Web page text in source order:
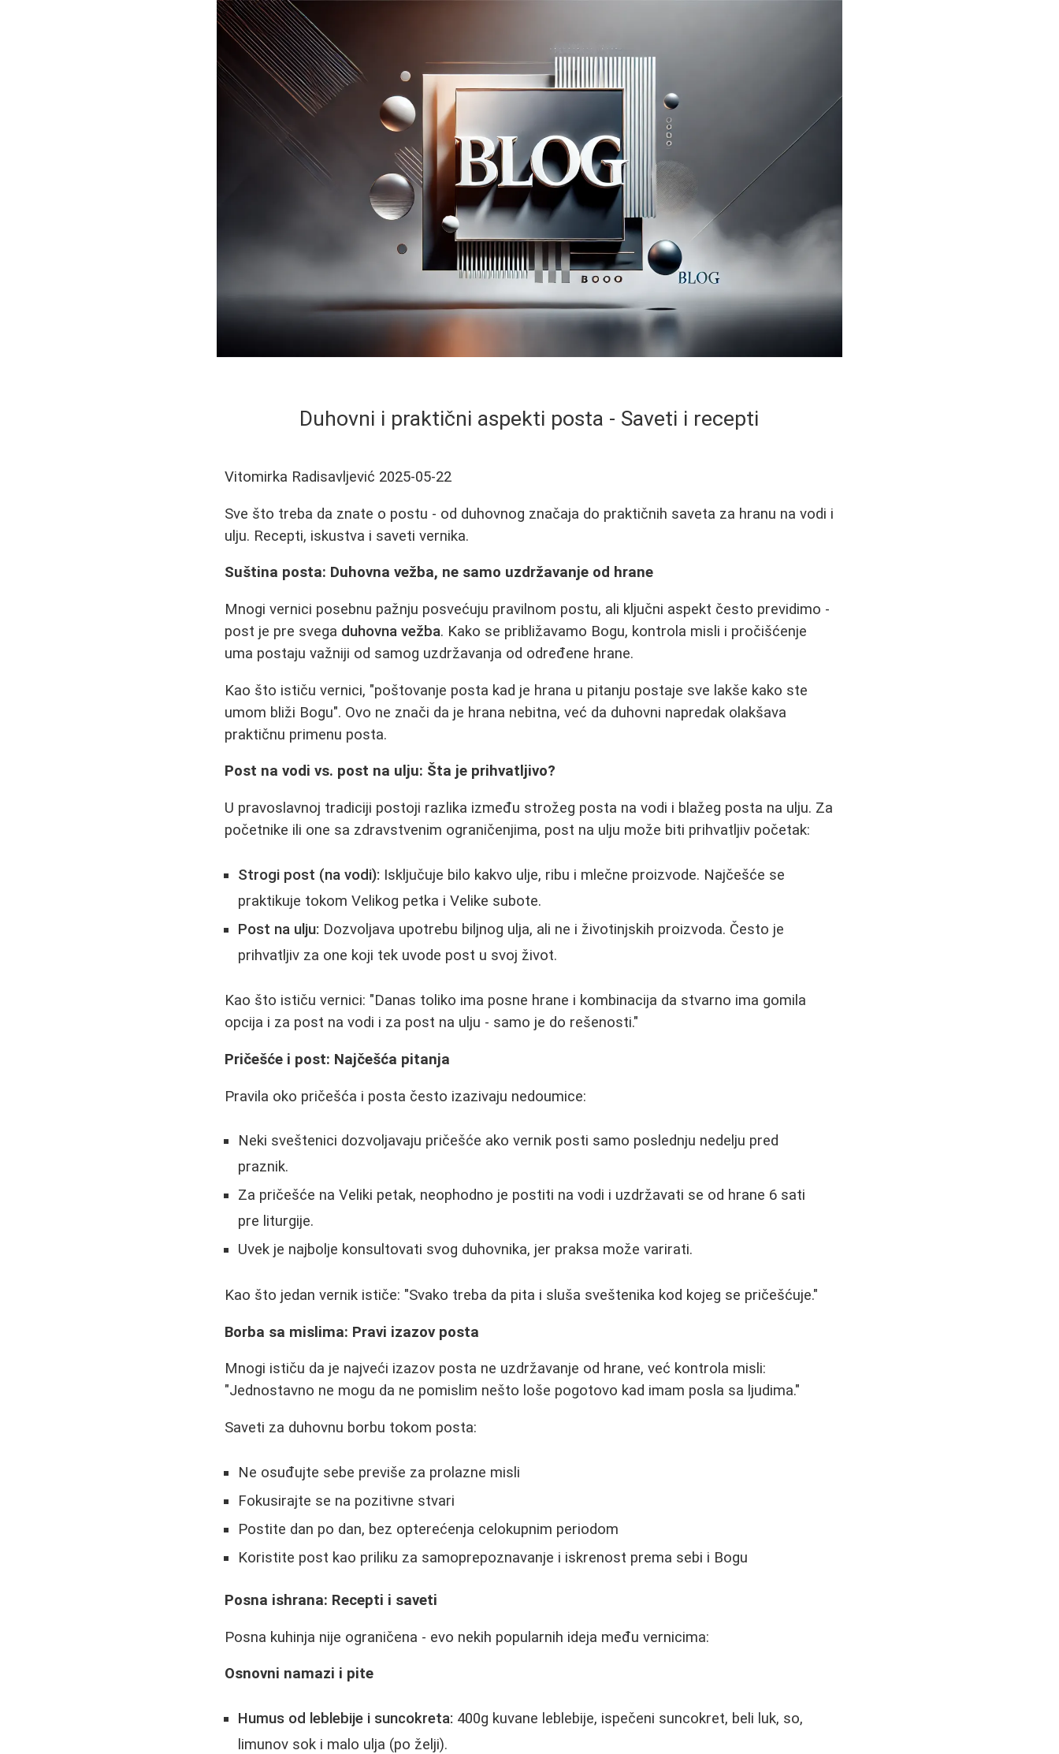
Duhovni i praktični aspekti posta - Saveti i recepti
Vitomirka Radisavljević 2025-05-22
Sve što treba da znate o postu - od duhovnog značaja do praktičnih saveta za hranu na vodi i
ulju. Recepti, iskustva i saveti vernika.
Suština posta: Duhovna vežba, ne samo uzdržavanje od hrane
Mnogi vernici posebnu pažnju posvećuju pravilnom postu, ali ključni aspekt često previdimo -
post je pre svega duhovna vežba. Kako se približavamo Bogu, kontrola misli i pročišćenje
uma postaju važniji od samog uzdržavanja od određene hrane.
Kao što ističu vernici, "poštovanje posta kad je hrana u pitanju postaje sve lakše kako ste
umom bliži Bogu". Ovo ne znači da je hrana nebitna, već da duhovni napredak olakšava
praktičnu primenu posta.
Post na vodi vs. post na ulju: Šta je prihvatljivo?
U pravoslavnoj tradiciji postoji razlika između strožeg posta na vodi i blažeg posta na ulju. Za
početnike ili one sa zdravstvenim ograničenjima, post na ulju može biti prihvatljiv početak:
Strogi post (na vodi): Isključuje bilo kakvo ulje, ribu i mlečne proizvode. Najčešće se
praktikuje tokom Velikog petka i Velike subote.
Post na ulju: Dozvoljava upotrebu biljnog ulja, ali ne i životinjskih proizvoda. Često je
prihvatljiv za one koji tek uvode post u svoj život.
Kao što ističu vernici: "Danas toliko ima posne hrane i kombinacija da stvarno ima gomila
opcija i za post na vodi i za post na ulju - samo je do rešenosti."
Pričešće i post: Najčešća pitanja
Pravila oko pričešća i posta često izazivaju nedoumice:
Neki sveštenici dozvoljavaju pričešće ako vernik posti samo poslednju nedelju pred
praznik.
Za pričešće na Veliki petak, neophodno je postiti na vodi i uzdržavati se od hrane 6 sati
pre liturgije.
Uvek je najbolje konsultovati svog duhovnika, jer praksa može varirati.
Kao što jedan vernik ističe: "Svako treba da pita i sluša sveštenika kod kojeg se pričešćuje."
Borba sa mislima: Pravi izazov posta
Mnogi ističu da je najveći izazov posta ne uzdržavanje od hrane, već kontrola misli:
"Jednostavno ne mogu da ne pomislim nešto loše pogotovo kad imam posla sa ljudima."
Saveti za duhovnu borbu tokom posta:
Ne osuđujte sebe previše za prolazne misli
Fokusirajte se na pozitivne stvari
Postite dan po dan, bez opterećenja celokupnim periodom
Koristite post kao priliku za samoprepoznavanje i iskrenost prema sebi i Bogu
Posna ishrana: Recepti i saveti
Posna kuhinja nije ograničena - evo nekih popularnih ideja među vernicima:
Osnovni namazi i pite
Humus od leblebije i suncokreta: 400g kuvane leblebije, ispečeni suncokret, beli luk, so,
limunov sok i malo ulja (po želji).